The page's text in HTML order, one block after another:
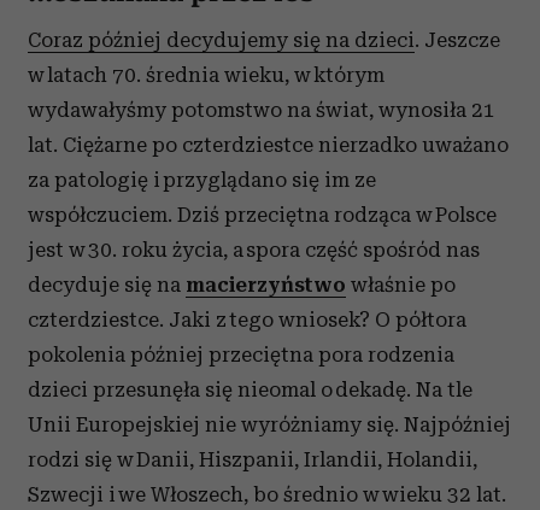
Coraz później decydujemy się na dzieci. Jeszcze
w latach 70. średnia wieku, w którym
wydawałyśmy potomstwo na świat, wynosiła 21
lat. Ciężarne po czterdziestce nierzadko uważano
za patologię i przyglądano się im ze
współczuciem. Dziś przeciętna rodząca w Polsce
jest w 30. roku życia, a spora część spośród nas
decyduje się na macierzyństwo właśnie po
czterdziestce. Jaki z tego wniosek? O półtora
pokolenia później przeciętna pora rodzenia
dzieci przesunęła się nieomal o dekadę. Na tle
Unii Europejskiej nie wyróżniamy się. Najpóźniej
rodzi się w Danii, Hiszpanii, Irlandii, Holandii,
Szwecji i we Włoszech, bo średnio w wieku 32 lat.